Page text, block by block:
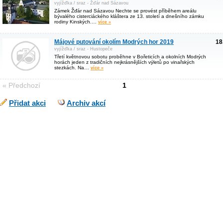
vyjížďka / sraz - Žďár nad Sázavou
Zámek Žďár nad Sázavou Nechte se provést příběhem areálu
bývalého cisterciáckého kláštera ze 13. století a dnešního zámku
rodiny Kinských.… více »
Májové putování okolím Modrých hor 2019
vyjížďka / sraz - Hustopeče
Třetí květnovou sobotu proběhne v Bořeticích a okolních Modrých
horách jeden z tradičních nejkrásnějších výletů po vinařských
stezkách. Na… více »
« Předchozí 1
Přidat akci Archiv akcí